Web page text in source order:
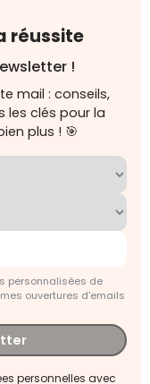
réussite
!
mail : conseils,
les clés pour la
plus ! 🎯
personnalisées de
ouvertures d'emails
personnelles avec